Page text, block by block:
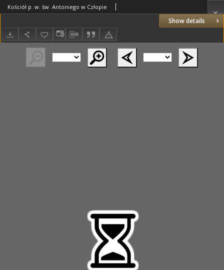
Show details
Kościół p. w. św. Antoniego w Człopie